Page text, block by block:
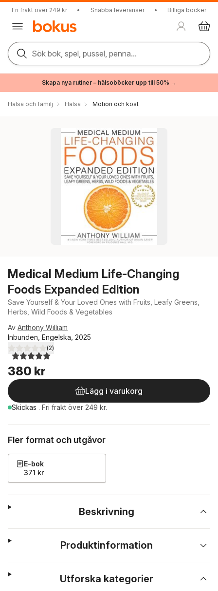
Fri frakt över 249 kr • Snabba leveranser • Billiga böcker
Sök bok, spel, pussel, penna...
Skapa nya rutiner – hälsoböcker upp till 50% →
Hälsa och familj Hälsa Motion och kost
Medical Medium Life-Changing
Foods Expanded Edition
Save Yourself & Your Loved Ones with Fruits, Leafy Greens,
Herbs, Wild Foods & Vegetables
Av Anthony William
Inbunden, Engelska, 2025
5,0utav 5 stjärnor. Totalt antal röster:
(2)
380 kr
Lägg i varukorg
Skickas . Fri frakt över 249 kr.
Fler format och utgåvor
E-bok
371 kr
Beskrivning
Produktinformation
Utforska kategorier